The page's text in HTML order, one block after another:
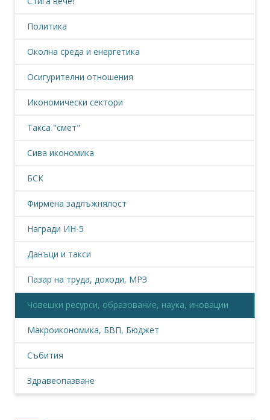
Политика
Околна среда и енергетика
Осигурителни отношения
Икономически сектори
Такса "смет"
Сива икономика
БСК
Фирмена задлъжнялост
Награди ИН-5
Данъци и такси
Пазар на труда, доходи, МРЗ
Човешки ресурси, образование, наука, иновации
Макроикономика, БВП, Бюджет
Събития
Здравеопазване